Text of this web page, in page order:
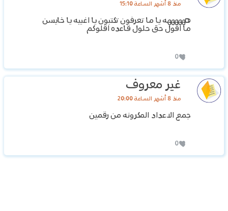
منذ 8 أشهر الساعة 15:10
ههههههه يا ما تعرفون تكتبون يا اغبيه يا خايسن
ما اقول حق حلول قاعده اقلوكم
0
غير معروف
منذ 8 أشهر الساعة 20:00
جمع الاعداد المكرونه من رقمين
0